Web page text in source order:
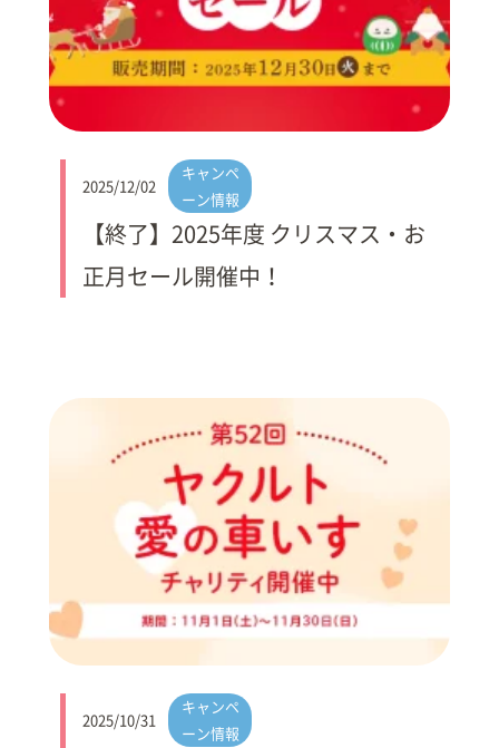
2025/12/02
キャンペ
ーン情報
【終了】2025年度 クリスマス・お
正月セール開催中！
2025/10/31
キャンペ
ーン情報